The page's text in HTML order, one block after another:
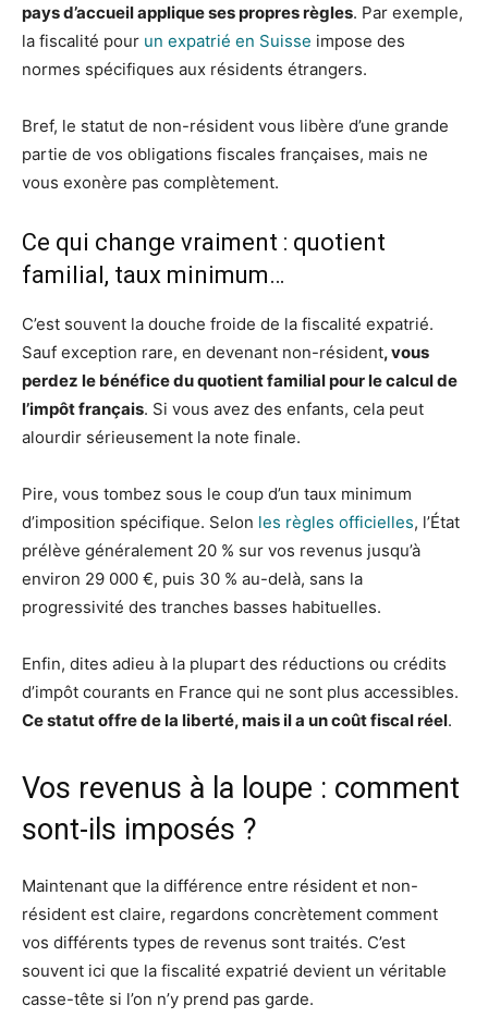
pays d’accueil applique ses propres règles. Par exemple,
la fiscalité pour un expatrié en Suisse impose des
normes spécifiques aux résidents étrangers.
Bref, le statut de non-résident vous libère d’une grande
partie de vos obligations fiscales françaises, mais ne
vous exonère pas complètement.
Ce qui change vraiment : quotient
familial, taux minimum…
C’est souvent la douche froide de la fiscalité expatrié.
Sauf exception rare, en devenant non-résident, vous
perdez le bénéfice du quotient familial pour le calcul de
l’impôt français. Si vous avez des enfants, cela peut
alourdir sérieusement la note finale.
Pire, vous tombez sous le coup d’un taux minimum
d’imposition spécifique. Selon les règles officielles, l’État
prélève généralement 20 % sur vos revenus jusqu’à
environ 29 000 €, puis 30 % au-delà, sans la
progressivité des tranches basses habituelles.
Enfin, dites adieu à la plupart des réductions ou crédits
d’impôt courants en France qui ne sont plus accessibles.
Ce statut offre de la liberté, mais il a un coût fiscal réel.
Vos revenus à la loupe : comment
sont-ils imposés ?
Maintenant que la différence entre résident et non-
résident est claire, regardons concrètement comment
vos différents types de revenus sont traités. C’est
souvent ici que la fiscalité expatrié devient un véritable
casse-tête si l’on n’y prend pas garde.